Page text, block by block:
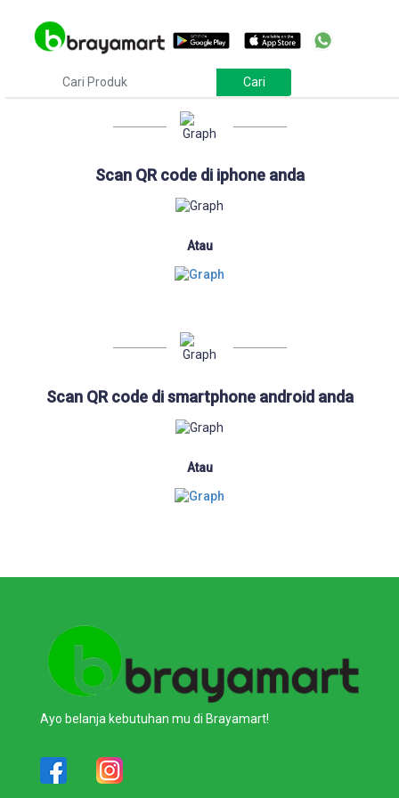
Download
Scan QR code di iphone anda
Atau
Scan QR code di smartphone android anda
Atau
Ayo belanja kebutuhan mu di Brayamart!